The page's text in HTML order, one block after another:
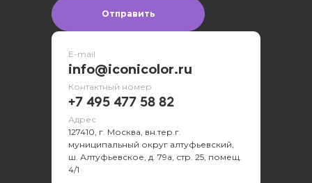
Отправить
E-mail
info@iconicolor.ru
Контактный номер
+7 495 477 58 82
Адрес
127410, г. Москва, вн.тер.г.
муниципальный округ алтуфьевский,
ш. Алтуфьевское, д. 79а, стр. 25, помещ.
4/1